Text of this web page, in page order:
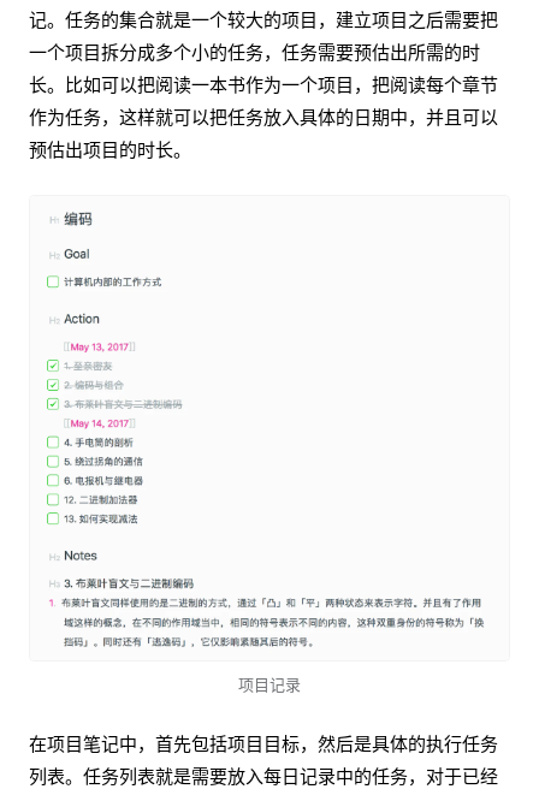
记。任务的集合就是一个较大的项目，建立项目之后需要把
一个项目拆分成多个小的任务，任务需要预估出所需的时
长。比如可以把阅读一本书作为一个项目，把阅读每个章节
作为任务，这样就可以把任务放入具体的日期中，并且可以
预估出项目的时长。
项目记录
在项目笔记中，首先包括项目目标，然后是具体的执行任务
列表。任务列表就是需要放入每日记录中的任务，对于已经